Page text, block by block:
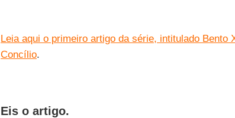
Leia aqui o primeiro artigo da série, intitulado Bento
Concílio.
Eis o artigo.